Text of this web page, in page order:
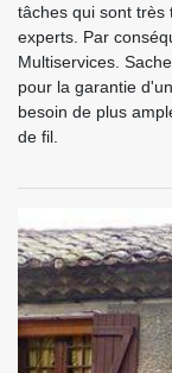
tâches qui sont très
experts. Par
Multiservices.
pour la garantie
besoin de plus
de fil.